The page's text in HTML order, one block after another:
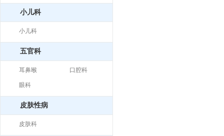
小儿科
小儿科
五官科
耳鼻喉 口腔科
眼科
皮肤性病
皮肤科